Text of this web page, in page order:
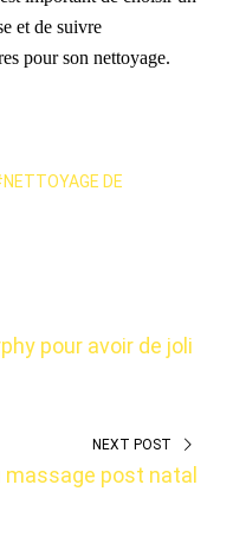
et de suivre
pour son nettoyage.
DE
pour avoir de joli
NEXT POST
post natal